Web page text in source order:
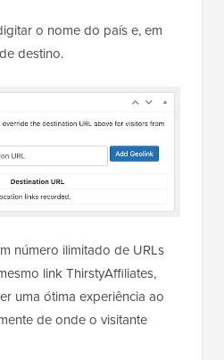
o nome do país e, em
destino.
número ilimitado de URLs
link ThirstyAffiliates,
uma ótima experiência ao
de onde o visitante